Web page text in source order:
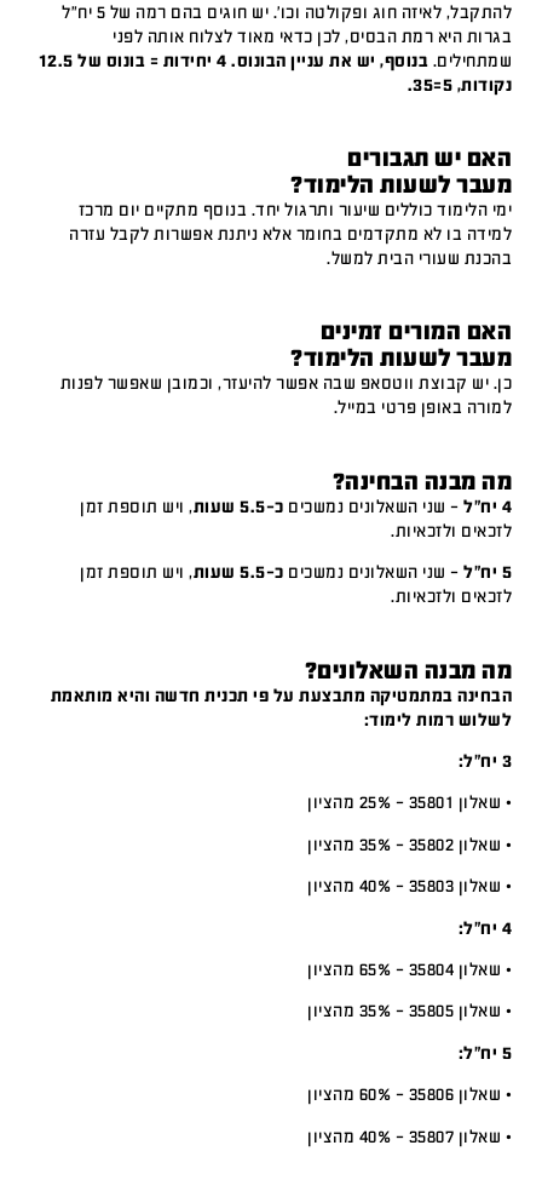
להתקבל, לאיזה חוג ופקולטה וכו'. יש חוגים בהם רמה של 5 יח"ל
בגרות היא רמת הבסיס, לכן כדאי מאוד לצלוח אותה לפני
שמתחילים.
בנוסף, יש את עניין הבונוס. 4 יחידות = בונוס של 12.5
נקודות, 5=35.
האם יש תגבורים
מעבר לשעות הלימוד?
ימי הלימוד כוללים שיעור ותרגול יחד. בנוסף מתקיים יום מרכז
למידה בו לא מתקדמים בחומר אלא ניתנת אפשרות לקבל עזרה
בהכנת שעורי הבית למשל.
האם המורים זמינים
מעבר לשעות הלימוד?
כן. יש קבוצת ווטסאפ שבה אפשר להיעזר, וכמובן שאפשר לפנות
למורה באופן פרטי במייל.
מה מבנה הבחינה?
4 יח"ל – שני השאלונים נמשכים כ-5.5 שעות
, ויש תוספת זמן
לזכאים ולזכאיות.
5 יח"ל – שני השאלונים נמשכים כ-5.5 שעות
, ויש תוספת זמן
לזכאים ולזכאיות.
מה מבנה השאלונים?
הבחינה במתמטיקה מתבצעת על פי תכנית חדשה והיא מותאמת
לשלוש רמות לימוד:
3 יח”ל:
• שאלון 35801 – 25% מהציון
• שאלון 35802 – 35% מהציון
• שאלון 35803 – 40% מהציון
4 יח”ל:
• שאלון 35804 – 65% מהציון
• שאלון 35805 – 35% מהציון
5 יח”ל:
• שאלון 35806 – 60% מהציון
• שאלון 35807 – 40% מהציון